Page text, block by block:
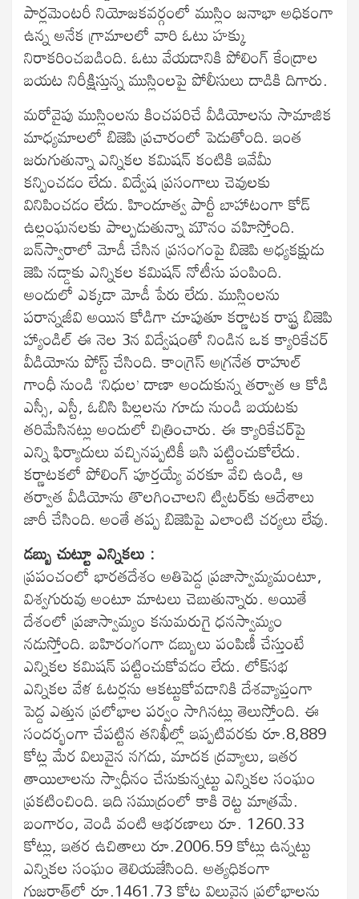
పార్లమెంటరీ నియోజకవర్గంలో ముస్లిం జనాభా అధికంగా
ఉన్న అనేక గ్రామాలలో వారి ఓటు హక్కు
నిరాకరించబడింది. ఓటు వేయడానికి పోలింగ్‌ కేంద్రాల
బయట నిరీక్షిస్తున్న ముస్లింలపై పోలీసులు దాడికి దిగారు.
మరోవైపు ముస్లింలను కించపరిచే వీడియోలను సామాజిక
మాధ్యమాలలో బిజెపి ప్రచారంలో పెడుతోంది. ఇంత
జరుగుతున్నా ఎన్నికల కమిషన్‌ కంటికి ఇవేమీ
కన్పించడం లేదు. విద్వేష ప్రసంగాలు చెవులకు
వినిపించడం లేదు. హిందూత్వ పార్టీ బాహాటంగా కోడ్‌
ఉల్లంఘనలకు పాల్పడుతున్నా మౌనం వహిస్తోంది.
బన్‌స్వారాలో మోడీ చేసిన ప్రసంగంపై బిజెపి అధ్యకక్షుడు
జెపి నడ్డాకు ఎన్నికల కమిషన్‌ నోటీసు పంపింది.
అందులో ఎక్కడా మోడీ పేరు లేదు. ముస్లింలను
పరాన్నజీవి అయిన కోడిగా చూపుతూ కర్ణాటక రాష్ట్ర బిజెపి
హ్యాండిల్‌ ఈ నెల 3న విద్వేషంతో నిండిన ఒక క్యారికేచర్‌
వీడియోను పోస్ట్‌ చేసింది. కాంగ్రెస్‌ అగ్రనేత రాహుల్‌
గాంధీ నుండి ‘నిధుల’ దాణా అందుకున్న తర్వాత ఆ కోడి
ఎస్సీ, ఎస్టీ, ఓబిసి పిల్లలను గూడు నుండి బయటకు
తరిమేసినట్లు అందులో చిత్రించారు. ఈ క్యారికేచర్‌పై
ఎన్ని ఫిర్యాదులు వచ్చినప్పటికీ ఇసి పట్టించుకోలేదు.
కర్ణాటకలో పోలింగ్‌ పూర్తయ్యే వరకూ వేచి ఉండి, ఆ
తర్వాత వీడియోను తొలగించాలని ట్విటర్‌కు ఆదేశాలు
జారీ చేసింది. అంతే తప్ప బిజెపిపై ఎలాంటి చర్యలు లేవు.
డబ్బు చుట్టూ ఎన్నికలు :
ప్రపంచంలో భారతదేశం అతిపెద్ద ప్రజాస్వామ్యమంటూ,
విశ్వగురువు అంటూ మాటలు చెబుతున్నారు. అయితే
దేశంలో ప్రజాస్వామ్యం కనుమరుగై ధనస్వామ్యం
నడుస్తోంది. బహిరంగంగా డబ్బులు పంపిణీ చేస్తుంటే
ఎన్నికల కమిషన్‌ పట్టించుకోవడం లేదు. లోక్‌సభ
ఎన్నికల వేళ ఓటర్లను ఆకట్టుకోవడానికి దేశవ్యాప్తంగా
పెద్ద ఎత్తున ప్రలోభాల పర్వం సాగినట్లు తెలుస్తోంది. ఈ
సందర్భంగా చేపట్టిన తనిఖీల్లో ఇప్పటివరకు రూ.8,889
కోట్ల మేర విలువైన నగదు, మాదక ద్రవ్యాలు, ఇతర
తాయిలాలను స్వాధీనం చేసుకున్నట్టు ఎన్నికల సంఘం
ప్రకటించింది. ఇది సముద్రంలో కాకి రెట్ట మాత్రమే.
బంగారం, వెండి వంటి ఆభరణాలు రూ. 1260.33
కోట్లు, ఇతర ఉచితాలు రూ.2006.59 కోట్లు ఉన్నట్టు
ఎన్నికల సంఘం తెలియజేసింది. అత్యధికంగా
గుజరాత్‌లో రూ.1461.73 కోట్ల విలువైన ప్రలోభాలను